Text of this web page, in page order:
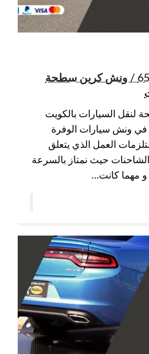
ونش الوفرة / 65557275 / ونش كرين سطحة
لنقل السيارات بالكويت
ونش سيارات الوفرة
العمل الذي يتعلق
حيث نمتاز بالسرعة
و مهما كانت…